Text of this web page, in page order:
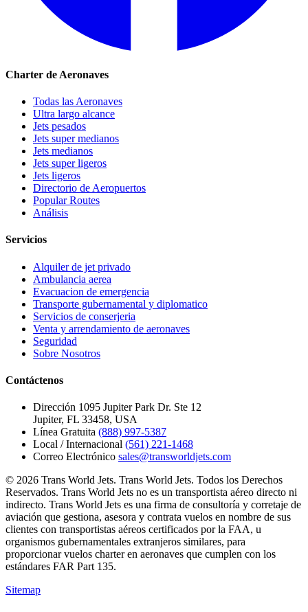
Charter de Aeronaves
Todas las Aeronaves
Ultra largo alcance
Jets pesados
Jets super medianos
Jets medianos
Jets super ligeros
Jets ligeros
Directorio de Aeropuertos
Popular Routes
Análisis
Servicios
Alquiler de jet privado
Ambulancia aerea
Evacuacion de emergencia
Transporte gubernamental y diplomatico
Servicios de conserjeria
Venta y arrendamiento de aeronaves
Seguridad
Sobre Nosotros
Contáctenos
Dirección 1095 Jupiter Park Dr. Ste 12
Jupiter, FL 33458, USA
Línea Gratuita (888) 997-5387
Local / Internacional (561) 221-1468
Correo Electrónico sales@transworldjets.com
© 2026 Trans World Jets. Trans World Jets. Todos los Derechos
Reservados. Trans World Jets no es un transportista aéreo directo ni
indirecto. Trans World Jets es una firma de consultoría y corretaje de
aviación que gestiona, asesora y contrata vuelos en nombre de sus
clientes con transportistas aéreos certificados por la FAA, u
organismos gubernamentales extranjeros similares, para
proporcionar vuelos charter en aeronaves que cumplen con los
estándares FAR Part 135.
Sitemap